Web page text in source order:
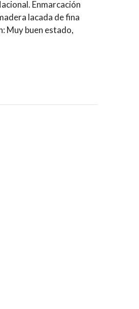
Enmarcación
lacada de fina
Muy buen estado,